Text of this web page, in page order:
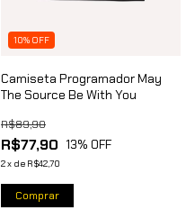
10% OFF
Camiseta Programador May
The Source Be With You
R$77,90
R$89,90
13% OFF
2x de R$42,70
Comprar